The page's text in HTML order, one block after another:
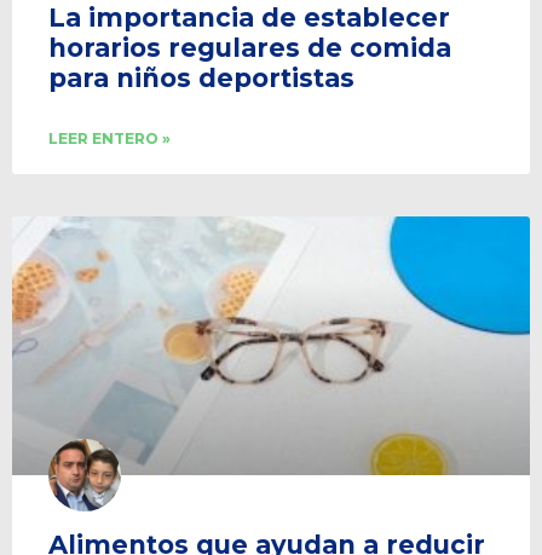
La importancia de establecer
horarios regulares de comida
para niños deportistas
LEER ENTERO »
Alimentos que ayudan a reducir